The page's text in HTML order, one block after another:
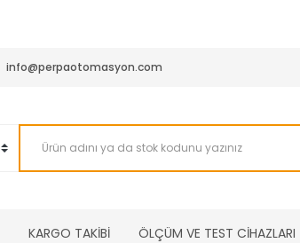
info@perpaotomasyon.com
KARGO TAKİBİ ÖLÇÜM VE TEST CİHAZLARI